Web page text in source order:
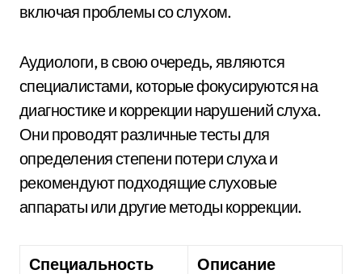
включая проблемы со слухом.
Аудиологи, в свою очередь, являются
специалистами, которые фокусируются на
диагностике и коррекции нарушений слуха.
Они проводят различные тесты для
определения степени потери слуха и
рекомендуют подходящие слуховые
аппараты или другие методы коррекции.
Специальность Описание